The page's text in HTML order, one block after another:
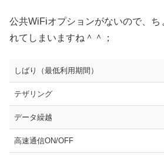
公共WiFiオプションがないので、ち
れてしまいますね＾＾；
しばり（最低利用期間）
テザリング
データ繰越
高速通信ON/OFF